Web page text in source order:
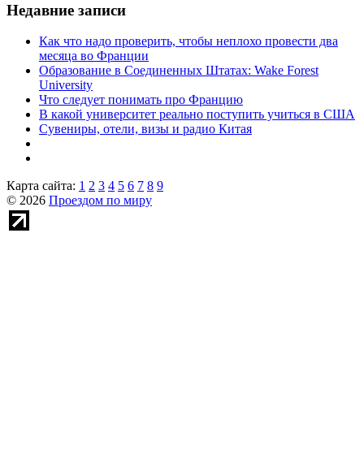
Недавние записи
Как что надо проверить, чтобы неплохо провести два
месяца во Франции
Образование в Соединенных Штатах: Wake Forest
University
Что следует понимать про Францию
В какой университет реально поступить учиться в США
Сувениры, отели, визы и радио Китая
Карта сайта: 1 2 3 4 5 6 7 8 9
© 2026 Проездом по миру